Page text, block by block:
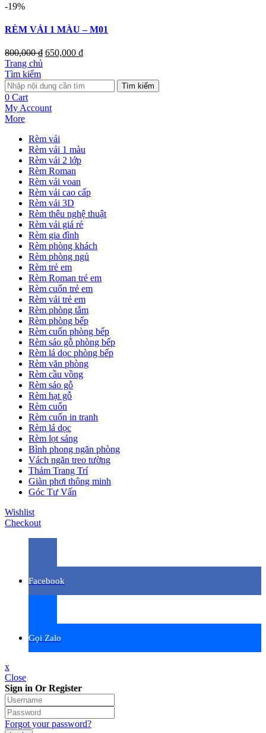
-19%
RÈM VẢI 1 MÀU – M01
800,000₫ 650,000 ₫
Trang chủ
Tìm kiếm
Tìm kiếm
0 Cart
My Account
More
Rèm vải
Rèm vải 1 màu
Rèm vải 2 lớp
Rèm Roman
Rèm vải voan
Rèm vải cao cấp
Rèm vải 3D
Rèm thêu nghệ thuật
Rèm vải giá rẻ
Rèm gia đình
Rèm phòng khách
Rèm phòng ngủ
Rèm trẻ em
Rèm Roman trẻ em
Rèm cuốn trẻ em
Rèm vải trẻ em
Rèm phòng tắm
Rèm phòng bếp
Rèm cuốn phòng bếp
Rèm sáo gỗ phòng bếp
Rèm lá dọc phòng bếp
Rèm văn phòng
Rèm cầu vồng
Rèm sáo gỗ
Rèm hạt gỗ
Rèm cuốn
Rèm cuốn in tranh
Rèm lá dọc
Rèm lọt sáng
Bình phong ngăn phòng
Vách ngăn treo tường
Thảm Trang Trí
Giàn phơi thông minh
Góc Tư Vấn
Wishlist
Checkout
Facebook
Gọi Zalo
x
Close
Sign in Or Register
Forgot your password?